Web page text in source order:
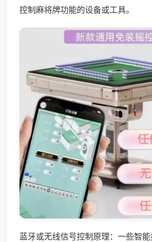
控制麻将牌功能的设备或工具。
蓝牙或无线信号控制原理：一些智